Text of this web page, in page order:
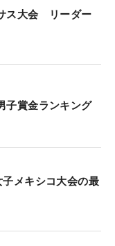
ス大会 リーダー
賞金ランキング
メキシコ大会の最